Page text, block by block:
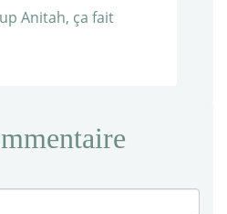
Anitah, ça fait